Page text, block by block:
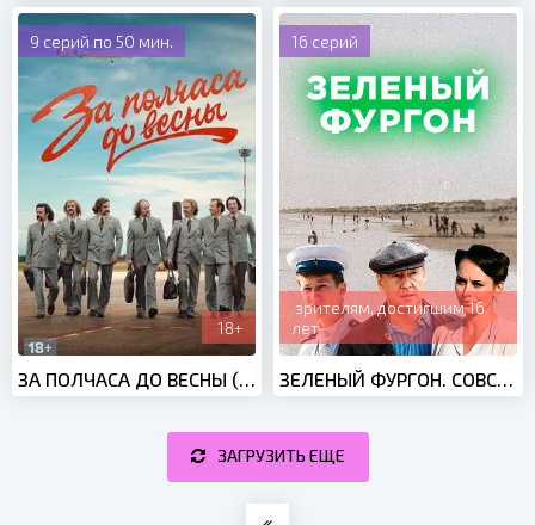
9 серий по 50 мин.
18+
16 серий
зрителям, достигшим 16
лет
ЗАГРУЗИТЬ ЕЩЕ